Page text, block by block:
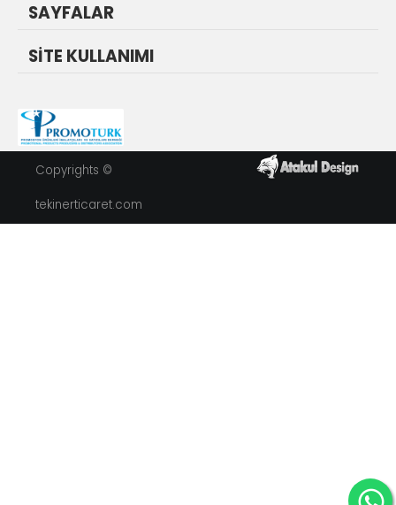
SAYFALAR
SİTE KULLANIMI
Copyrights ©
tekinerticaret.com